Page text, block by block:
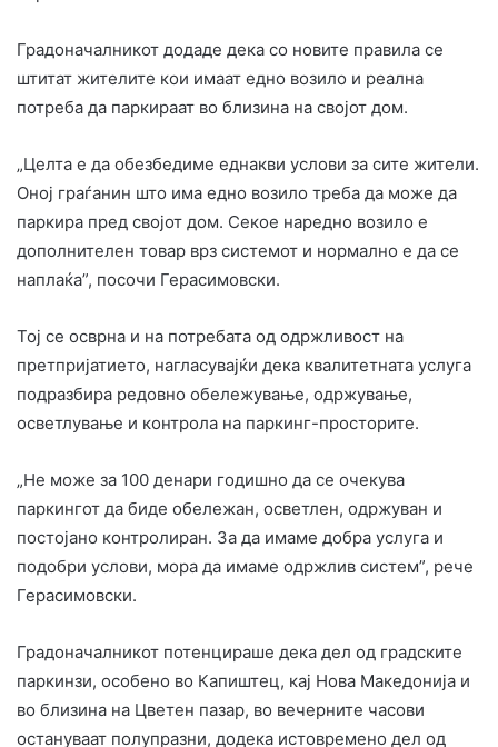
Градоначалникот додаде дека со новите правила се
штитат жителите кои имаат едно возило и реална
потреба да паркираат во близина на својот дом.
„Целта е да обезбедиме еднакви услови за сите жители.
Оној граѓанин што има едно возило треба да може да
паркира пред својот дом. Секое наредно возило е
дополнителен товар врз системот и нормално е да се
наплаќа”, посочи Герасимовски.
Тој се осврна и на потребата од одржливост на
претпријатието, нагласувајќи дека квалитетната услуга
подразбира редовно обележување, одржување,
осветлување и контрола на паркинг-просторите.
„Не може за 100 денари годишно да се очекува
паркингот да биде обележан, осветлен, одржуван и
постојано контролиран. За да имаме добра услуга и
подобри услови, мора да имаме одржлив систем”, рече
Герасимовски.
Градоначалникот потенцираше дека дел од градските
паркинзи, особено во Капиштец, кај Нова Македонија и
во близина на Цветен пазар, во вечерните часови
остануваат полупразни, додека истовремено дел од